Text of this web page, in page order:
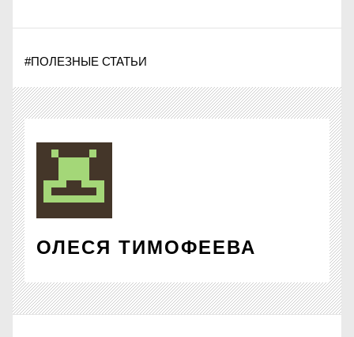
#ПОЛЕЗНЫЕ СТАТЬИ
ОЛЕСЯ ТИМОФЕЕВА